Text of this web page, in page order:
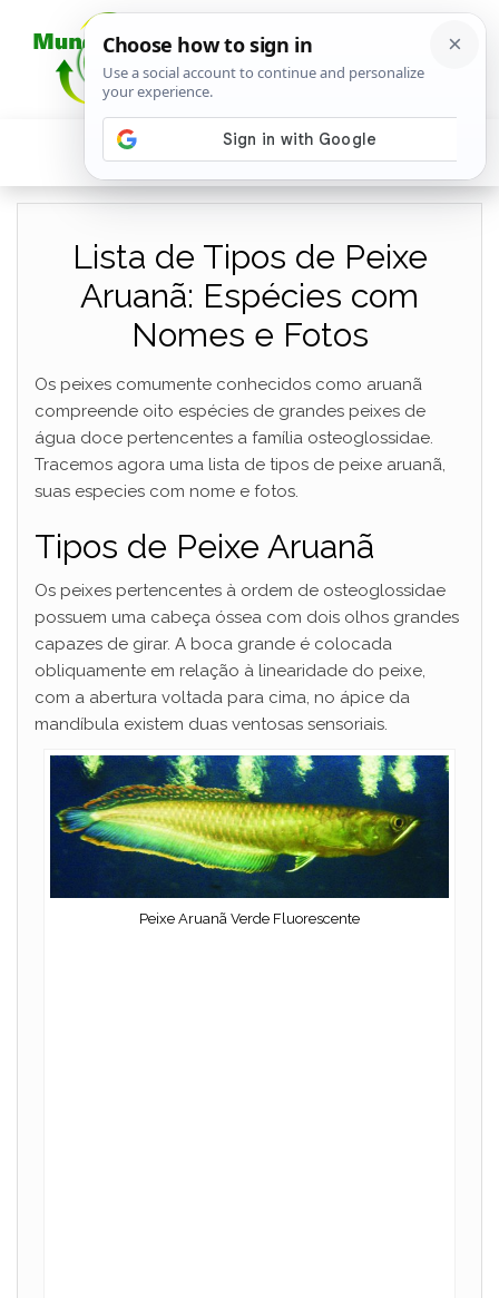
Lista de Tipos de Peixe
Aruanã: Espécies com
Nomes e Fotos
Os peixes comumente conhecidos como aruanã
compreende oito espécies de grandes peixes de
água doce pertencentes a família osteoglossidae.
Tracemos agora uma lista de tipos de peixe aruanã,
suas especies com nome e fotos.
Tipos de Peixe Aruanã
Os peixes pertencentes à ordem de osteoglossidae
possuem uma cabeça óssea com dois olhos grandes
capazes de girar. A boca grande é colocada
obliquamente em relação à linearidade do peixe,
com a abertura voltada para cima, no ápice da
mandíbula existem duas ventosas sensoriais.
Peixe Aruanã Verde Fluorescente